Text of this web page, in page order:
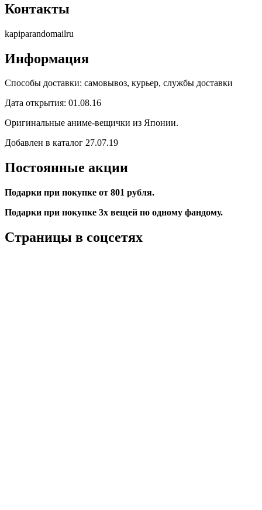
Контакты
kapiparandomailru
Информация
Способы доставки: самовывоз, курьер, службы доставки
Дата открытия: 01.08.16
Оригинальные аниме-вещички из Японии.
Добавлен в каталог 27.07.19
Постоянные акции
Подарки при покупке от 801 рубля.
Подарки при покупке 3х вещей по одному фандому.
Страницы в соцсетях